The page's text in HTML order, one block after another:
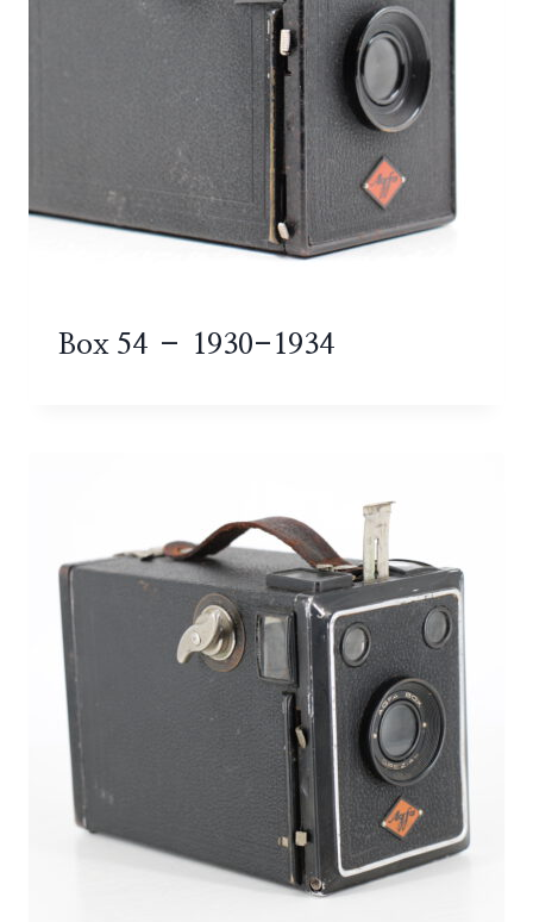
Box 54 – 1930-1934